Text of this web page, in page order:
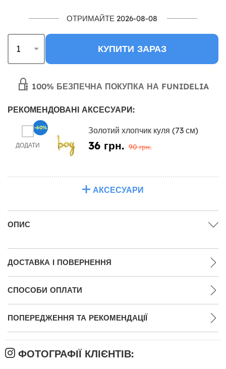
ОТРИМАЙТЕ 2026-08-08
КУПИТИ ЗАРАЗ
100% БЕЗПЕЧНА ПОКУПКА НА FUNIDELIA
РЕКОМЕНДОВАНІ АКСЕСУАРИ:
ДОДАТИ
Золотий хлопчик куля (73 см)
36 грн. 90 грн.
-60%
АКСЕСУАРИ
ОПИС
ДОСТАВКА І ПОВЕРНЕННЯ
СПОСОБИ ОПЛАТИ
ПОПЕРЕДЖЕННЯ ТА РЕКОМЕНДАЦІЇ
ФОТОГРАФІЇ КЛІЄНТІВ: